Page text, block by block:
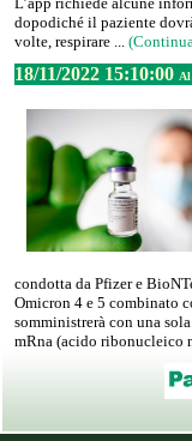
dopodiché il paziente
volte, respirare ...
18/11/2022 15:10:00
condotta da Pfizer e
Omicron 4 e 5 combinato
somministrerà con una
mRna (acido ribonucleico